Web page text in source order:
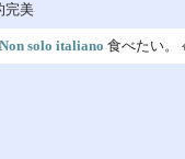
完美
solo italiano 食べたい。